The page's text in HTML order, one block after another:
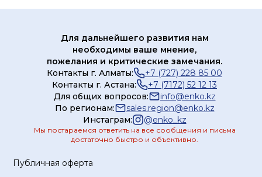
Публичная оферта
Для дальнейшего развития нам
необходимы ваше мнение,
пожелания и критические замечания.
Контакты г. Алматы:
+7 (727) 228 85 00
Контакты г. Астана:
+7 (7172) 52 12 13
Для общих вопросов:
info@enko.kz
По регионам:
sales.region@enko.kz
Инстаграм:
@enko_kz
Мы постараемся ответить на все сообщения и письма
достаточно быстро и объективно.